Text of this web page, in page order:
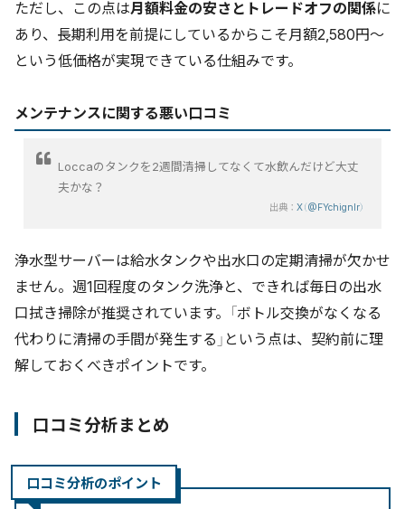
ただし、この点は月額料金の安さとトレードオフの関係に
あり、長期利用を前提にしているからこそ月額2,580円〜
という低価格が実現できている仕組みです。
メンテナンスに関する悪い口コミ
Loccaのタンクを2週間清掃してなくて水飲んだけど大丈
夫かな？
出典： X（@FYchignlr）
浄水型サーバーは給水タンクや出水口の定期清掃が欠かせ
ません。週1回程度のタンク洗浄と、できれば毎日の出水
口拭き掃除が推奨されています。「ボトル交換がなくなる
代わりに清掃の手間が発生する」という点は、契約前に理
解しておくべきポイントです。
口コミ分析まとめ
口コミ分析のポイント